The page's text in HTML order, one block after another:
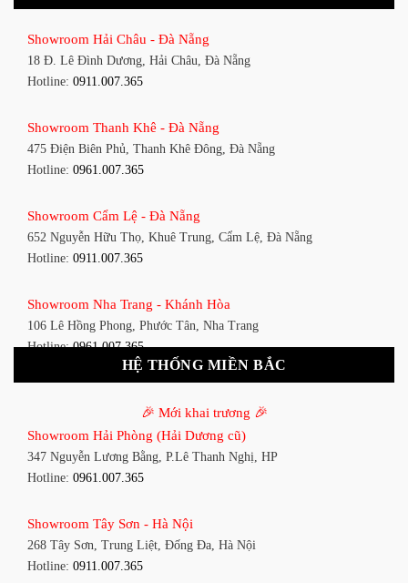
1411 Đường 3/2, P. 16, Quận 11, TP. HCM
Hotline:0911.007.365
1448 Huỳnh Tấn Phát, Phú Thuận, Quận 7, TP HCM
Hotline:0961.007.365
348 Đ. Bạch Đằng, P. 14, Bình Thạnh, TP HCM
Hotline:0911.007.365
591 Hoàng Văn Thụ, P. 4, Tân Bình, TP HCM
Hotline:0961.007.365
Showroom Tân Bình 2 - TP. HCM
Showroom Thuận An - Bình Dương
66 đường DT743, An Phú, Thuận An, Bình Dương
Showroom Biên Hòa - Đồng Nai
452 Nguyễn Ái Quốc, Tân Tiến, TP. Biên Hòa, Đồng Nai
Showroom Hải Châu - Đà Nẵng
18 Đ. Lê Đình Dương, Hải Châu, Đà Nẵng
Hotline: 0911.007.365
Showroom Thanh Khê - Đà Nẵng
475 Điện Biên Phủ, Thanh Khê Đông, Đà Nẵng
Hotline: 0961.007.365
Showroom Cẩm Lệ - Đà Nẵng
652 Nguyễn Hữu Thọ, Khuê Trung, Cẩm Lệ, Đà Nẵng
Hotline: 0911.007.365
Showroom Nha Trang - Khánh Hòa
106 Lê Hồng Phong, Phước Tân, Nha Trang
Hotline:0961.007.365
27-29 Nguyễn Sỹ Sách, Hưng Bình, TP Vinh, Nghệ An
Hotline:0911.007.365
Showroom Buôn Ma Thuột
Hotline:0961.007.365
Showroom Thanh Hóa
HỆ THỐNG MIỀN BẮC
🎉 Mới khai trương 🎉
Showroom Hải Phòng (Hải Dương cũ)
347 Nguyễn Lương Bằng, P.Lê Thanh Nghị, HP
Hotline: 0961.007.365
Showroom Tây Sơn - Hà Nội
268 Tây Sơn, Trung Liệt, Đống Đa, Hà Nội
Hotline: 0911.007.365